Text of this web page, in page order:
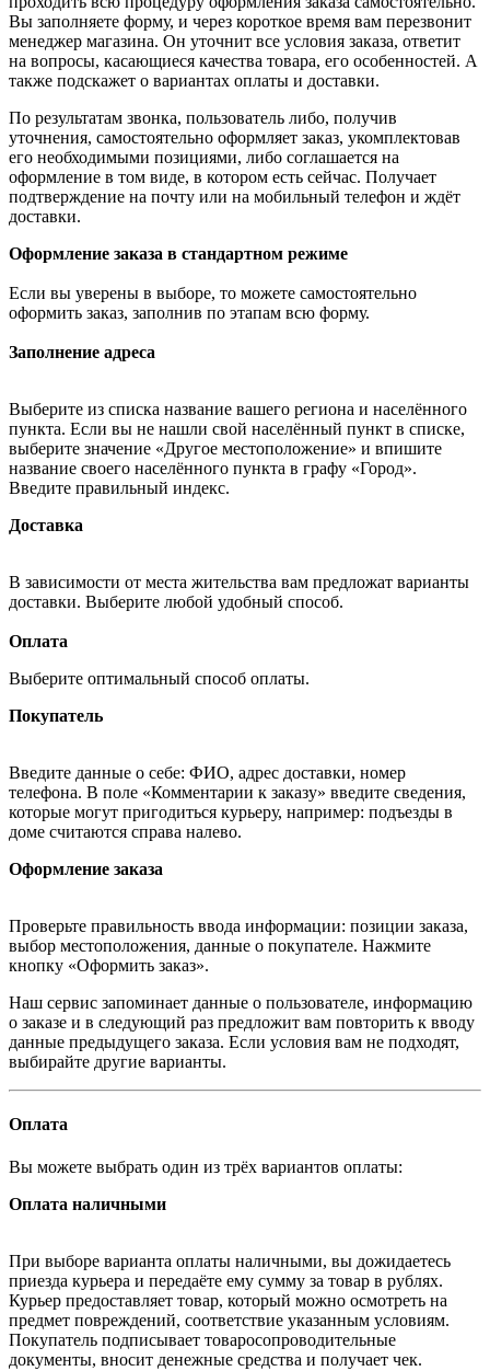
Вы заполняете форму, и через короткое время вам перезвонит
менеджер магазина. Он уточнит все условия заказа, ответит
на вопросы, касающиеся качества товара, его особенностей. А
также подскажет о вариантах оплаты и доставки.
По результатам звонка, пользователь либо, получив
уточнения, самостоятельно оформляет заказ, укомплектовав
его необходимыми позициями, либо соглашается на
оформление в том виде, в котором есть сейчас. Получает
подтверждение на почту или на мобильный телефон и ждёт
доставки.
Оформление заказа в стандартном режиме
Если вы уверены в выборе, то можете самостоятельно
оформить заказ, заполнив по этапам всю форму.
Заполнение адреса
Выберите из списка название вашего региона и населённого
пункта. Если вы не нашли свой населённый пункт в списке,
выберите значение «Другое местоположение» и впишите
название своего населённого пункта в графу «Город».
Введите правильный индекс.
Доставка
В зависимости от места жительства вам предложат варианты
доставки. Выберите любой удобный способ.
Оплата
Выберите оптимальный способ оплаты.
Покупатель
Введите данные о себе: ФИО, адрес доставки, номер
телефона. В поле «Комментарии к заказу» введите сведения,
которые могут пригодиться курьеру, например: подъезды в
доме считаются справа налево.
Оформление заказа
Проверьте правильность ввода информации: позиции заказа,
выбор местоположения, данные о покупателе. Нажмите
кнопку «Оформить заказ».
Наш сервис запоминает данные о пользователе, информацию
о заказе и в следующий раз предложит вам повторить к вводу
данные предыдущего заказа. Если условия вам не подходят,
выбирайте другие варианты.
Оплата
Вы можете выбрать один из трёх вариантов оплаты:
Оплата наличными
При выборе варианта оплаты наличными, вы дожидаетесь
приезда курьера и передаёте ему сумму за товар в рублях.
Курьер предоставляет товар, который можно осмотреть на
предмет повреждений, соответствие указанным условиям.
Покупатель подписывает товаросопроводительные
документы, вносит денежные средства и получает чек.